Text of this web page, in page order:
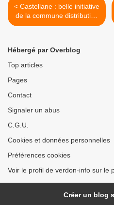
< Castellane : belle initiative
de la commune distribution
de plantes
Hébergé par Overblog
Top articles
Pages
Contact
Signaler un abus
C.G.U.
Cookies et données personnelles
Préférences cookies
Voir le profil de verdon-info sur le
Créer un blog